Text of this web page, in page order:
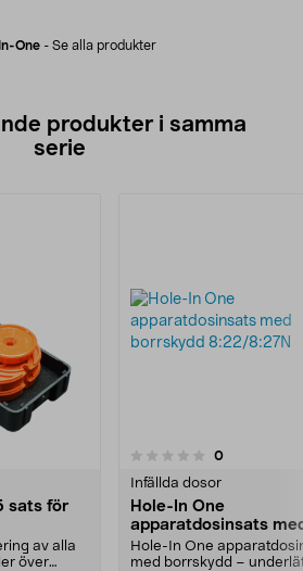
One- Se alla produkter
produkter i samma
serie
sats för
av alla
över
0recensioner
Infällda dosor
Hole-In One
apparatdosinsats
borrskydd 8:22/
Hole-In One
med borrskydd –
0.0 av 5 stjärnor